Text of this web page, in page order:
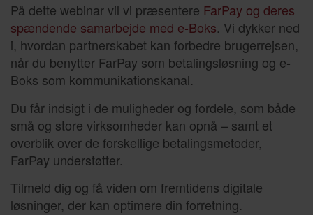
På dette webinar vil vi præsentere FarPay og deres
spændende samarbejde med e-Boks. Vi dykker ned
i, hvordan partnerskabet kan forbedre brugerrejsen,
når du benytter FarPay som betalingsløsning og e-
Boks som kommunikationskanal.
Du får indsigt i de muligheder og fordele, som både
små og store virksomheder kan opnå – samt et
overblik over de forskellige betalingsmetoder,
FarPay understøtter.
Tilmeld dig og få viden om fremtidens digitale
løsninger, der kan optimere din forretning.